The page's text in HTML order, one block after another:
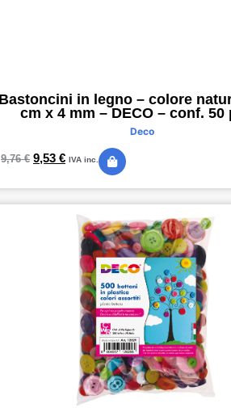
Bastoncini in legno – colore
cm x 4 mm – DECO – conf. 50
Deco
9,76€ 9,53 € IVA inc.